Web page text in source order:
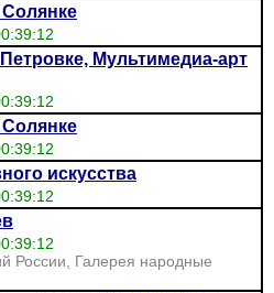
Солянке
Мультимедиа-арт
Солянке
искусства
России, Галерея народные